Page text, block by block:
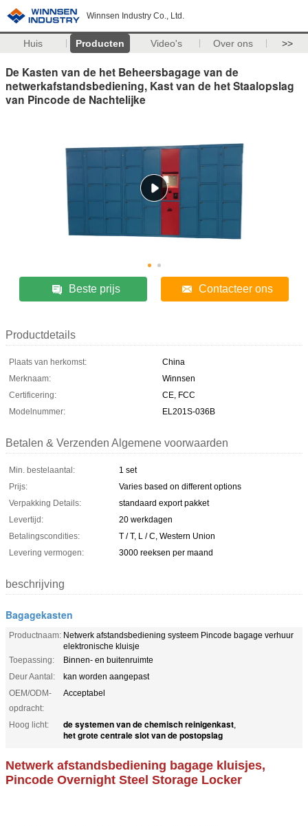
Winnsen Industry Co., Ltd.
Huis Producten Video's Over ons >>
De Kasten van de het Beheersbagage van de
netwerkafstandsbediening, Kast van de het Staalopslag
van Pincode de Nachtelijke
Beste prijs Contacteer ons
Productdetails
Plaats van herkomst:
China
Merknaam:
Winnsen
Certificering:
CE, FCC
Modelnummer:
EL201S-036B
Betalen & Verzenden Algemene voorwaarden
Min. bestelaantal:
1 set
Prijs:
Varies based on different options
Verpakking Details:
standaard export pakket
Levertijd:
20 werkdagen
Betalingscondities:
T / T, L / C, Western Union
Levering vermogen:
3000 reeksen per maand
beschrijving
Bagagekasten
Productnaam: Netwerk afstandsbediening systeem Pincode bagage verhuur
elektronische kluisje
Toepassing:
Binnen- en buitenruimte
Deur Aantal:
kan worden aangepast
OEM/ODM-
opdracht:
Acceptabel
Hoog licht: de systemen van de chemisch reinigenkast,
het grote centrale slot van de postopslag
Netwerk afstandsbediening bagage kluisjes,
Pincode Overnight Steel Storage Locker